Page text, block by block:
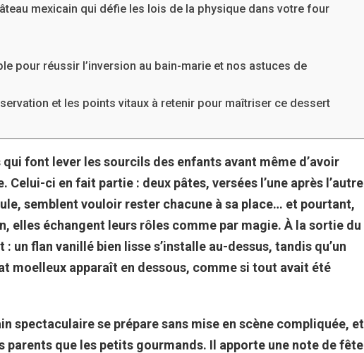
mexicain qui défie les lois de la physique dans votre four
pour réussir l’inversion au bain-marie et nos astuces de
et les points vitaux à retenir pour maîtriser ce dessert
qui font lever les sourcils des enfants avant même d’avoir
Celui-ci en fait partie : deux pâtes, versées l’une après l’autre
semblent vouloir rester chacune à sa place… et pourtant,
elles échangent leurs rôles comme par magie. À la sortie du
: un flan vanillé bien lisse s’installe au-dessus, tandis qu’un
moelleux apparaît en dessous, comme si tout avait été
spectaculaire se prépare sans mise en scène compliquée, et
parents que les petits gourmands. Il apporte une note de fête